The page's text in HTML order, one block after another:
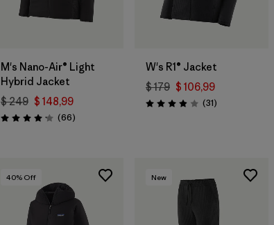
M's Nano-Air® Light
Hybrid Jacket
$ 249 $ 148,99
Valoración: 4.2 / 5
(66Comentarios
)
W's R1® Jacket
$ 179 $ 106,99
Valoración: 3.9 / 5
(31Comentarios
)
40% Off New